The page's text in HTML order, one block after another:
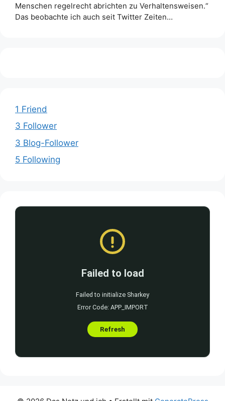
Menschen regelrecht abrichten zu Verhaltensweisen.“
Das beobachte ich auch seit Twitter Zeiten…
1 Friend
3 Follower
3 Blog-Follower
5 Following